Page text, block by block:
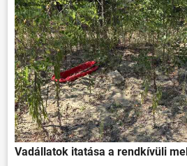
HÍREK
Vadállatok itatása a rendkívüli